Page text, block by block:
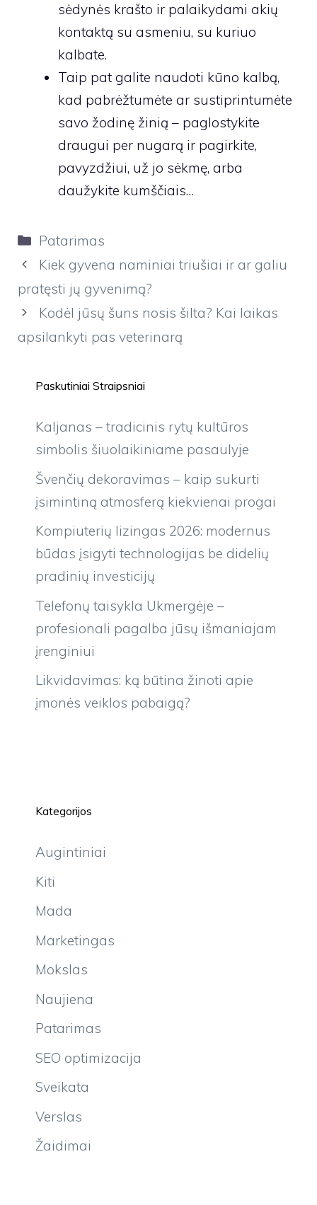
sėdynės krašto ir palaikydami akių
kontaktą su asmeniu, su kuriuo
kalbate.
Taip pat galite naudoti kūno kalbą,
kad pabrėžtumėte ar sustiprintumėte
savo žodinę žinią – paglostykite
draugui per nugarą ir pagirkite,
pavyzdžiui, už jo sėkmę, arba
daužykite kumščiais…
Kategorijos
Patarimas
Kiek gyvena naminiai triušiai ir ar galiu
pratęsti jų gyvenimą?
Kodėl jūsų šuns nosis šilta? Kai laikas
apsilankyti pas veterinarą
Paskutiniai Straipsniai
Kaljanas – tradicinis rytų kultūros
simbolis šiuolaikiniame pasaulyje
Švenčių dekoravimas – kaip sukurti
įsimintiną atmosferą kiekvienai progai
Kompiuterių lizingas 2026: modernus
būdas įsigyti technologijas be didelių
pradinių investicijų
Telefonų taisykla Ukmergėje –
profesionali pagalba jūsų išmaniajam
įrenginiui
Likvidavimas: ką būtina žinoti apie
įmonės veiklos pabaigą?
Kategorijos
Augintiniai
Kiti
Mada
Marketingas
Mokslas
Naujiena
Patarimas
SEO optimizacija
Sveikata
Verslas
Žaidimai